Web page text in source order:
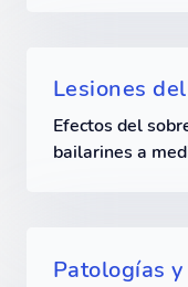
Lesiones
Efectos del
bailarines a
Patologías